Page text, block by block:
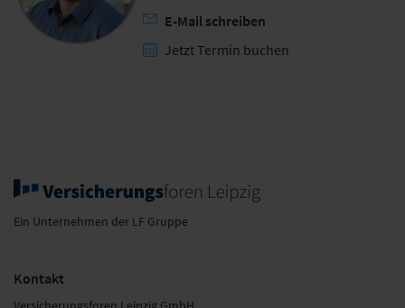
E-Mail schreiben
Jetzt Termin buchen
Ein Unternehmen der LF Gruppe
Kontakt